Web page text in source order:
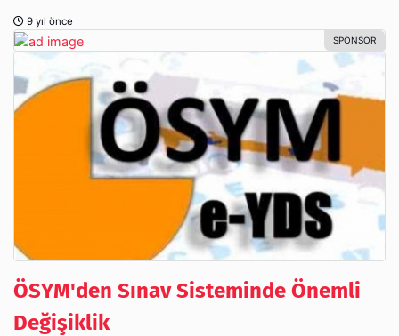
9 yıl önce
ÖSYM'den Sınav Sisteminde Önemli
Değişiklik